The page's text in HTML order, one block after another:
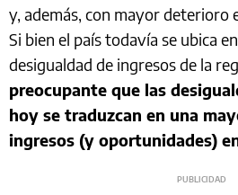
y, además, con mayor deterioro
Si bien el país todavía se ubica
desigualdad de ingresos de la
preocupante que las
hoy se traduzcan en una
ingresos (y oportunidades)